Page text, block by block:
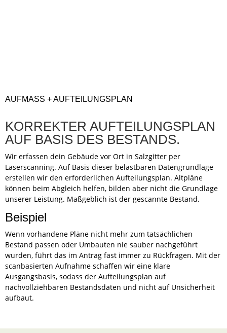
AUFMASS + AUFTEILUNGSPLAN
KORREKTER AUFTEILUNGSPLAN
AUF BASIS DES BESTANDS.
Wir erfassen dein Gebäude vor Ort in Salzgitter per
Laserscanning. Auf Basis dieser belastbaren Datengrundlage
erstellen wir den erforderlichen Aufteilungsplan. Altpläne
können beim Abgleich helfen, bilden aber nicht die Grundlage
unserer Leistung. Maßgeblich ist der gescannte Bestand.
Beispiel
Wenn vorhandene Pläne nicht mehr zum tatsächlichen
Bestand passen oder Umbauten nie sauber nachgeführt
wurden, führt das im Antrag fast immer zu Rückfragen. Mit der
scanbasierten Aufnahme schaffen wir eine klare
Ausgangsbasis, sodass der Aufteilungsplan auf
nachvollziehbaren Bestandsdaten und nicht auf Unsicherheit
aufbaut.